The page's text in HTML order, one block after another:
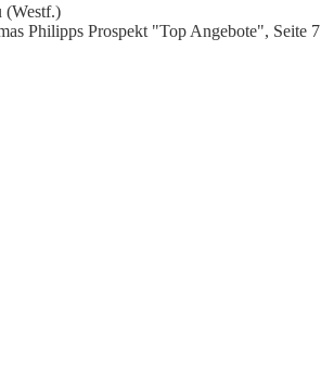
(Westf.)
Philipps Prospekt "Top Angebote", Seite 7